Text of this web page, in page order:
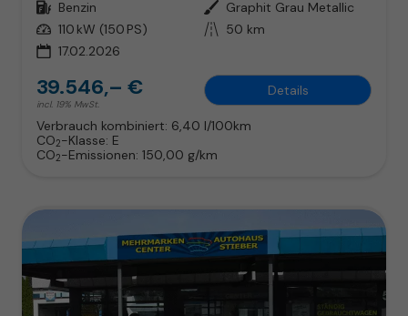
Kraftstoff Benzin Außenfarbe Graphit Grau Metallic
Leistung 110 kW (150 PS) Kilometerstand 50 km
17.02.2026
39.546,– €
incl. 19% MwSt.
Details
Verbrauch kombiniert: 6,40 l/100km
CO2-Klasse: E
CO2-Emissionen: 150,00 g/km